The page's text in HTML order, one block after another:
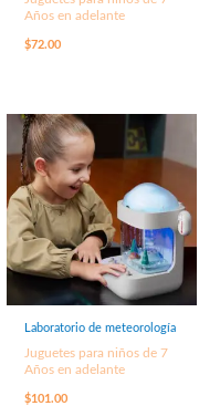
Años en adelante
$72.00
Laboratorio de meteorología
Juguetes para niños de 7
Años en adelante
$101.00